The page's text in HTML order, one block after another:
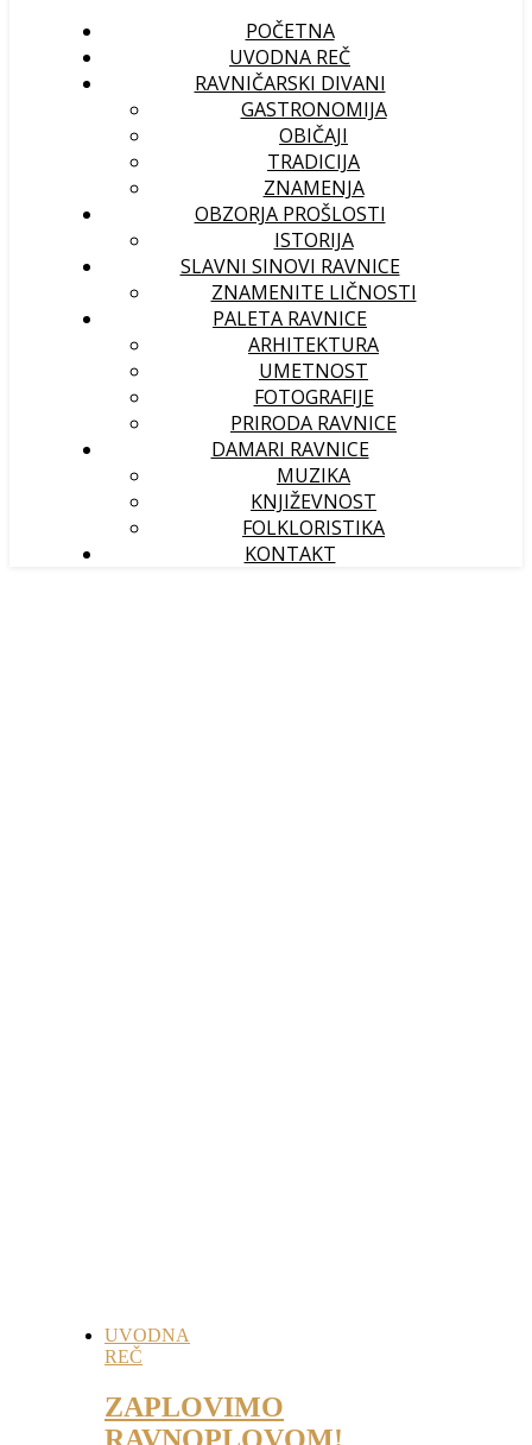
POČETNA
UVODNA REČ
RAVNIČARSKI DIVANI
GASTRONOMIJA
OBIČAJI
TRADICIJA
ZNAMENJA
OBZORJA PROŠLOSTI
ISTORIJA
SLAVNI SINOVI RAVNICE
ZNAMENITE LIČNOSTI
PALETA RAVNICE
ARHITEKTURA
UMETNOST
FOTOGRAFIJE
PRIRODA RAVNICE
DAMARI RAVNICE
MUZIKA
KNJIŽEVNOST
FOLKLORISTIKA
KONTAKT
UVODNA
REČ
ZAPLOVIMO